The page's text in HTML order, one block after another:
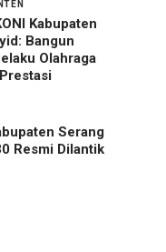
Kabupaten
Bangun
Olahraga
Serang
Resmi Dilantik